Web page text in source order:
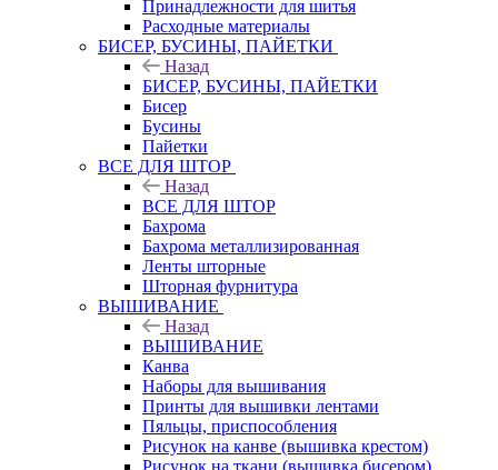
Принадлежности для шитья
Расходные материалы
БИСЕР, БУСИНЫ, ПАЙЕТКИ
Назад
БИСЕР, БУСИНЫ, ПАЙЕТКИ
Бисер
Бусины
Пайетки
ВСЕ ДЛЯ ШТОР
Назад
ВСЕ ДЛЯ ШТОР
Бахрома
Бахрома металлизированная
Ленты шторные
Шторная фурнитура
ВЫШИВАНИЕ
Назад
ВЫШИВАНИЕ
Канва
Наборы для вышивания
Принты для вышивки лентами
Пяльцы, приспособления
Рисунок на канве (вышивка крестом)
Рисунок на ткани (вышивка бисером)